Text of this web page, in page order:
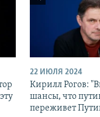
22 ИЮЛЯ 2024
Кирилл Рогов:
шансы, что
переживет